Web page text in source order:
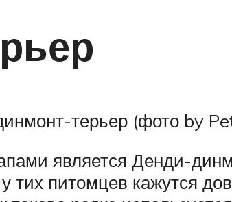
терьер (фото by
является Денди-
тих питомцев кажутся